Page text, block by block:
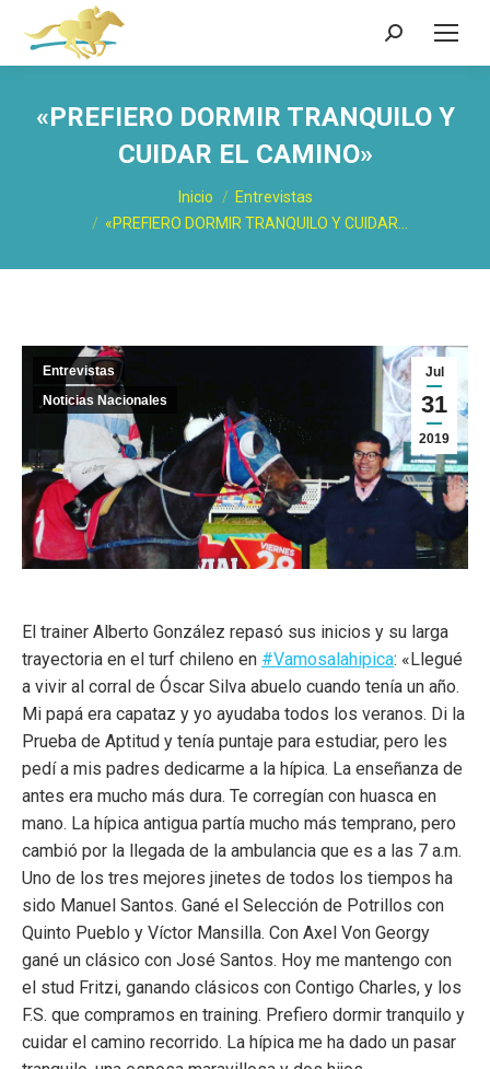
Buscar:
«PREFIERO DORMIR TRANQUILO Y
CUIDAR EL CAMINO»
Inicio
Entrevistas
«PREFIERO DORMIR TRANQUILO Y CUIDAR…
Jul
31
2019
Entrevistas
Noticias Nacionales
El trainer Alberto González repasó sus inicios y su larga
trayectoria en el turf chileno en #Vamosalahipica: «Llegué
a vivir al corral de Óscar Silva abuelo cuando tenía un año.
Mi papá era capataz y yo ayudaba todos los veranos. Di la
Prueba de Aptitud y tenía puntaje para estudiar, pero les
pedí a mis padres dedicarme a la hípica. La enseñanza de
antes era mucho más dura. Te corregían con huasca en
mano. La hípica antigua partía mucho más temprano, pero
cambió por la llegada de la ambulancia que es a las 7 a.m.
Uno de los tres mejores jinetes de todos los tiempos ha
sido Manuel Santos. Gané el Selección de Potrillos con
Quinto Pueblo y Víctor Mansilla. Con Axel Von Georgy
gané un clásico con José Santos. Hoy me mantengo con
el stud Fritzi, ganando clásicos con Contigo Charles, y los
F.S. que compramos en training. Prefiero dormir tranquilo y
cuidar el camino recorrido. La hípica me ha dado un pasar